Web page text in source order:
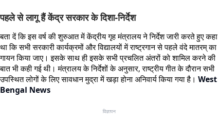
पहले से लागू हैं केंद्र सरकार के दिशा-निर्देश
बता दें कि इस वर्ष की शुरुआत में केंद्रीय गृह मंत्रालय ने निर्देश जारी करते हुए कहा
था कि सभी सरकारी कार्यक्रमों और विद्यालयों में राष्ट्रगान से पहले वंदे मातरम् का
गायन किया जाए। इसके साथ ही इसके सभी प्रचलित अंतरों को शामिल करने की
बात भी कही गई थी। मंत्रालय के निर्देशों के अनुसार, राष्ट्रीय गीत के दौरान सभी
उपस्थित लोगों के लिए सावधान मुद्रा में खड़ा होना अनिवार्य किया गया है। West
Bengal News
विज्ञापन